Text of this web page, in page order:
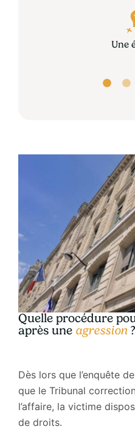
Une
Quelle procédure
après une agression?
Dès lors que l’enquête
que le Tribunal
l’affaire, la victime
de droits.